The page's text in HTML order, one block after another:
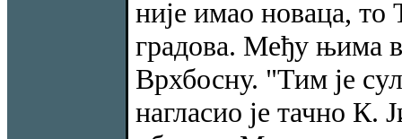
није имао новаца,
градова. Међу њима
Врхбосну. "Тим је
нагласио је тачно